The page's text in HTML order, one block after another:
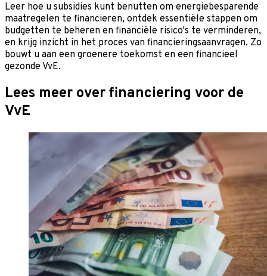
Leer hoe u subsidies kunt benutten om energiebesparende
maatregelen te financieren, ontdek essentiële stappen om
budgetten te beheren en financiële risico's te verminderen,
en krijg inzicht in het proces van financieringsaanvragen. Zo
bouwt u aan een groenere toekomst en een financieel
gezonde VvE.
Lees meer over financiering voor de
VvE